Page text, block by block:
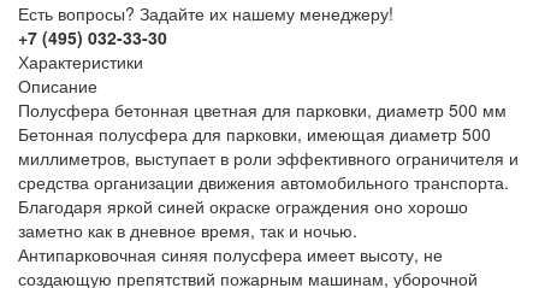
Есть вопросы? Задайте их нашему менеджеру!
+7 (495) 032-33-30
Характеристики
Описание
Полусфера бетонная цветная для парковки, диаметр 500 мм
Бетонная полусфера для парковки, имеющая диаметр 500
миллиметров, выступает в роли эффективного ограничителя и
средства организации движения автомобильного транспорта.
Благодаря яркой синей окраске ограждения оно хорошо
заметно как в дневное время, так и ночью.
Антипарковочная синяя полусфера имеет высоту, не
создающую препятствий пожарным машинам, уборочной